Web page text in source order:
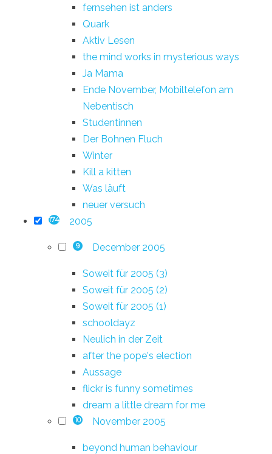
fernsehen ist anders
Quark
Aktiv Lesen
the mind works in mysterious ways
Ja Mama
Ende November, Mobiltelefon am
Nebentisch
Studentinnen
Der Bohnen Fluch
Winter
Kill a kitten
Was läuft
neuer versuch
174 2005
9 December 2005
Soweit für 2005 (3)
Soweit für 2005 (2)
Soweit für 2005 (1)
schooldayz
Neulich in der Zeit
after the pope's election
Aussage
flickr is funny sometimes
dream a little dream for me
10 November 2005
beyond human behaviour